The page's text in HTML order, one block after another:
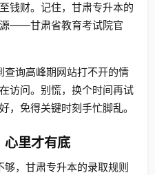
钱财。记住，甘肃专升本的
——甘肃省教育考试院官
询高峰期网站打不开的情
访问。别慌，换个时间再试
，免得关键时刻手忙脚乱。
心里才有底
，甘肃专升本的录取规则